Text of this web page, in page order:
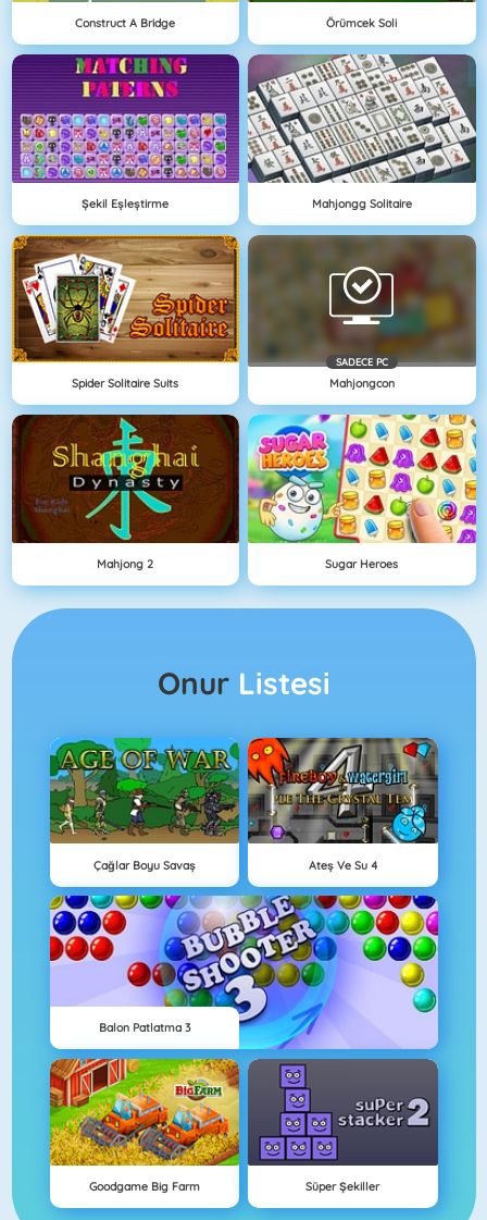
Construct A Bridge Örümcek Soli
Şekil Eşleştirme Mahjongg Solitaire
Spider Solitaire Suits
SADECE PC
Mahjongcon
Mahjong 2 Sugar Heroes
Onur Listesi
Çağlar Boyu Savaş Ateş Ve Su 4
Balon Patlatma 3
Goodgame Big Farm Süper Şekiller